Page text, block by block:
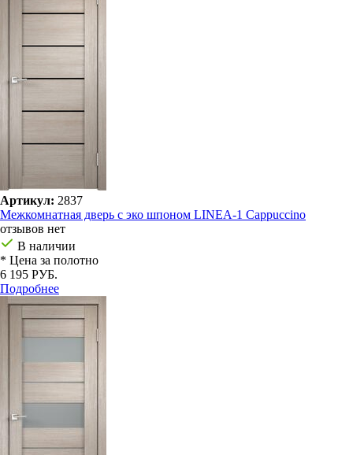
Артикул: 2837
Межкомнатная дверь с эко шпоном LINEA-1 Cappuccino
отзывов нет
В наличии
* Цена за полотно
6 195 РУБ.
Подробнее